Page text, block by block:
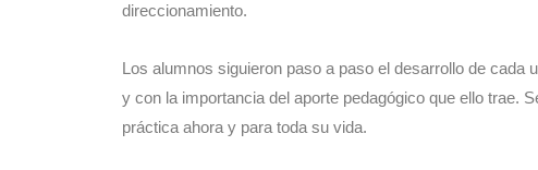
direccionamiento.
Los alumnos siguieron paso a paso el desarrollo de cada
y con la importancia del aporte pedagógico que ello trae.
práctica ahora y para toda su vida.